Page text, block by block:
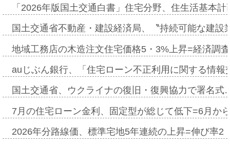
「2026年版国土交通白書」住宅分野、住生活基本
国土交通省不動産・建設経済局、〝持続可能な建
地域工務店の木造注文住宅価格5・3%上昇=経済調
auじぶん銀行、「住宅ローン不正利用に関する情
国土交通省、ウクライナの復旧・復興協力で署名
7月の住宅ローン金利、固定型が総じて低下=6月か
2026年分路線価、標準宅地5年連続の上昇=伸び率